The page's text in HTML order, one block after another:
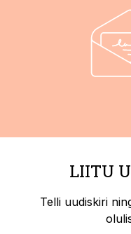
LIITU
Telli uudiskiri